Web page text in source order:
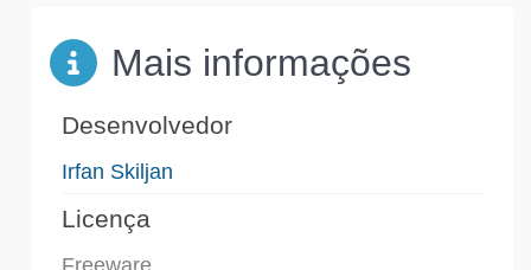
Mais informações
Desenvolvedor
Irfan Skiljan
Licença